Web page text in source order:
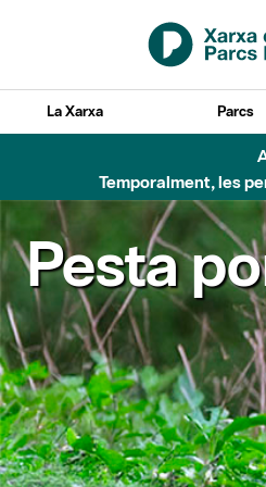
Salta al contingut principal
La Xarxa Parcs
Temporalment, les
Pesta